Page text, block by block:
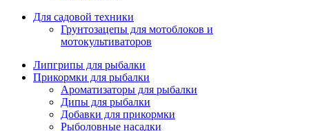
Для садовой техники
Грунтозацепы для мотоблоков и
мотокультиваторов
Липгрипы для рыбалки
Прикормки для рыбалки
Ароматизаторы для рыбалки
Дипы для рыбалки
Добавки для прикормки
Рыболовные насадки